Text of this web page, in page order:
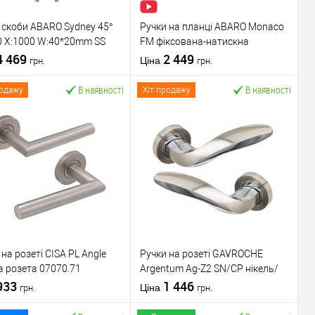
ABARO Sydney 45°
X:1000 W:40*20mm SS
сталь (комплект)
469 грн.
в 1 клік
До
порівняння
металопластикових
скляних дверей /
Ручки на планці ABARO Monaco
FM фіксована-натискна
антрацит
Ціна 2 449 грн.
Купити в 1 клік
До
У обране
металопластикових
алюмінієвих
В наявності
розеті CISA PL Angle
розета 07070.71
сталь
грн.
Хіт продажу В наявності
Ручки на розеті GAVROCHE
Argentum Ag-Z2 SN/CP нікель/
хром
Ціна 1 446 грн.